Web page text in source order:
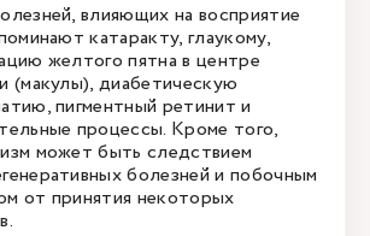
влияющих на восприятие
катаракту, глаукому,
желтого пятна в центре
(макулы), диабетическую
пигментный ретинит и
процессы. Кроме того,
может быть следствием
болезней и побочным
от принятия некоторых